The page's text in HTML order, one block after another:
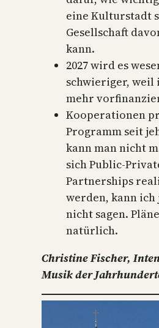
eine Kulturstadt
Gesellschaft
kann.
2027 wird es
schwieriger, weil
mehr
Kooperationen
Programm seit
kann man nicht
sich Public-
Partnerships
werden, kann
nicht sagen.
natürlich.
Christine Fischer,
Musik der